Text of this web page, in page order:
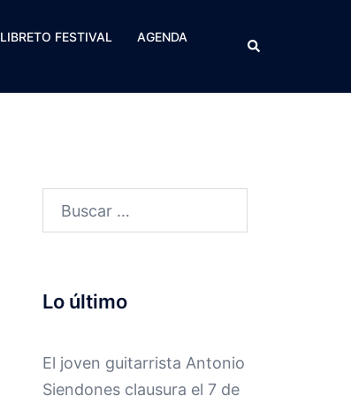
LIBRETO FESTIVAL
AGENDA
Buscar
Lo último
El joven guitarrista Antonio
Siendones clausura el 7 de